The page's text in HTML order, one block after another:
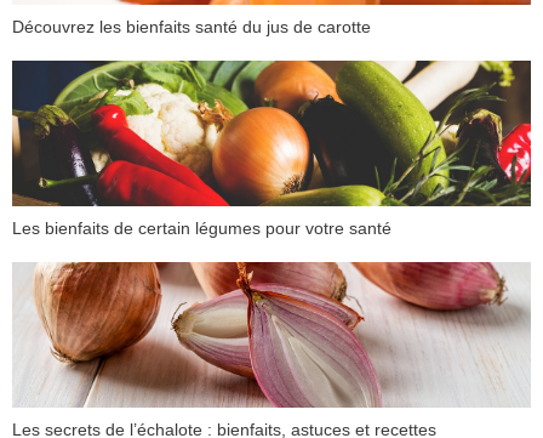
Découvrez les bienfaits santé du jus de carotte
Les bienfaits de certain légumes pour votre santé
Les secrets de l’échalote : bienfaits, astuces et recettes